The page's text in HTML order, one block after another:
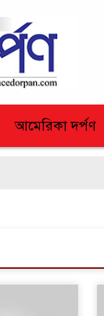
আমেরিকা দর্পণ